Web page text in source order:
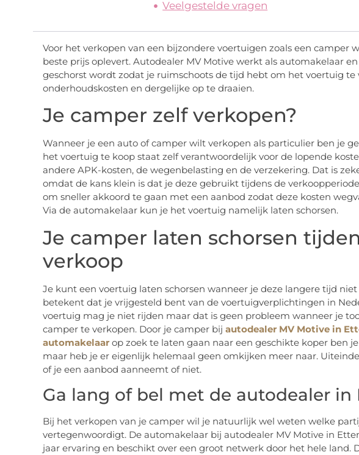
Veelgestelde vragen
Voor het verkopen van een bijzondere voertuigen zoals een camper
beste prijs oplevert. Autodealer MV Motive werkt als automakelaar
geschorst wordt zodat je ruimschoots de tijd hebt om het voertuig te
onderhoudskosten en dergelijke op te draaien.
Je camper zelf verkopen?
Wanneer je een auto of camper wilt verkopen als particulier ben je
het voertuig te koop staat zelf verantwoordelijk voor de lopende
andere APK-kosten, de wegenbelasting en de verzekering. Dat is
omdat de kans klein is dat je deze gebruikt tijdens de
om sneller akkoord te gaan met een aanbod zodat deze kosten
Via de automakelaar kun je het voertuig namelijk laten schorsen.
Je camper laten schorsen
verkoop
Je kunt een voertuig laten schorsen wanneer je deze langere tijd
betekent dat je vrijgesteld bent van de voertuigverplichtingen in
voertuig mag je niet rijden maar dat is geen probleem wanneer je
camper te verkopen. Door je camper bij autodealer MV Motive in
automakelaarop zoek te laten gaan naar een geschikte koper ben
maar heb je er eigenlijk helemaal geen omkijken meer naar.
of je een aanbod aanneemt of niet.
Ga lang of bel met de autodealer in
Bij het verkopen van je camper wil je natuurlijk wel weten welke
vertegenwoordigt. De automakelaar bij autodealer MV Motive in
jaar ervaring en beschikt over een groot netwerk door het hele land.